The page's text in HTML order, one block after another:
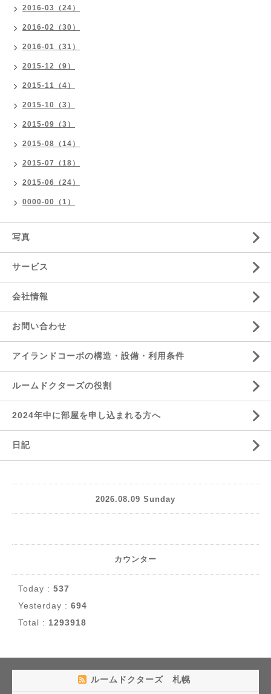
2016-03（24）
2016-02（30）
2016-01（31）
2015-12（9）
2015-11（4）
2015-10（3）
2015-09（3）
2015-08（14）
2015-07（18）
2015-06（24）
0000-00（1）
写真
サービス
会社情報
お問い合わせ
アイランドコーポの構造・設備・利用条件
ルームドクターズの役割
2024年中に部屋を申し込まれる方へ
日記
2026.08.09 Sunday
カウンター
Today : 537
Yesterday : 694
Total : 1293918
ルームドクターズ 札幌